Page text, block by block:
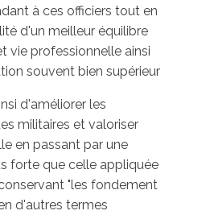
à ces officiers tout en
d'un meilleur équilibre
vie professionnelle ainsi
souvent bien supérieur
d'améliorer les
militaires et valoriser
en passant par une
forte que celle appliquée
"les fondement
d'autres termes